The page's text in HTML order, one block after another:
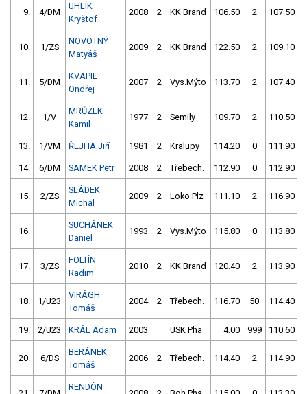
9. 4/DM
UHLÍK
Kryštof
2008 2 KK Brand 106.50 2 107.50
10. 1/ZS
NOVOTNÝ
Matyáš
2009 2 KK Brand 122.50 2 109.10
11. 5/DM
KVAPIL
Ondřej
2007 2 Vys.Mýto 113.70 2 107.40
12. 1/V
MRŮZEK
Kamil
1977 2 Semily 109.70 2 110.50
13. 1/VM ŘEJHA Jiří 1981 2 Kralupy 114.20 0 111.90
14. 6/DM SAMEK Petr 2008 2 Třebech. 112.90 0 112.90
15. 2/ZS
SLÁDEK
Michal
2009 2 Loko Plz 111.10 2 116.90
16.
SUCHÁNEK
Daniel
1993 2 Vys.Mýto 115.80 0 113.80
17. 3/ZS
FOLTÍN
Radim
2010 2 KK Brand 120.40 2 113.90
18. 1/U23
VIRÁGH
Tomáš
2004 2 Třebech. 116.70 50 114.40
19. 2/U23 KRÁL Adam 2003 USK Pha 4.00 999 110.60
20. 6/DS
BERÁNEK
Tomáš
2006 2 Třebech. 114.40 2 114.90
RENDÓN